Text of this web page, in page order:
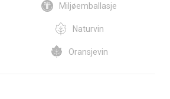
Miljøemballasje
Naturvin
Oransjevin